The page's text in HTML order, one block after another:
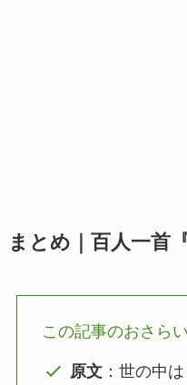
まとめ｜百人一首
この記事のおさらい
原文 ：世の中